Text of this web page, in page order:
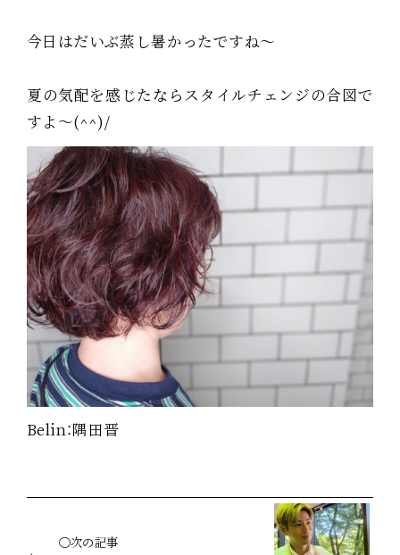
今日はだいぶ蒸し暑かったですね～
夏の気配を感じたならスタイルチェンジの合図で
すよ～(^^)/
Belin：隅田晋
◯次の記事